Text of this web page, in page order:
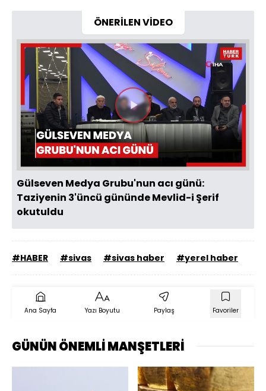
ÖNERİLEN VİDEO
Videoyu
Oynat
Gülseven Medya Grubu'nun acı günü:
Taziyenin 3'üncü gününde Mevlid-i Şerif
okutuldu
#HABER #sivas #sivas haber #yerel haber
Ana Sayfa Yazı Boyutu Paylaş Favoriler
GÜNÜN ÖNEMLİ MANŞETLERİ